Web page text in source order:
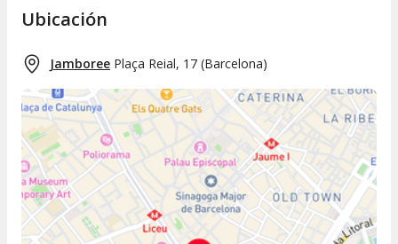
Ubicación
Jamboree Plaça Reial, 17 (Barcelona)